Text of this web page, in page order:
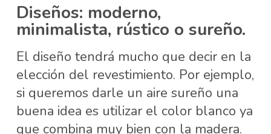
Diseños: moderno,
minimalista, rústico o sureño.
El diseño tendrá mucho que decir en la
elección del revestimiento. Por ejemplo,
si queremos darle un aire sureño una
buena idea es utilizar el color blanco ya
que combina muy bien con la madera.